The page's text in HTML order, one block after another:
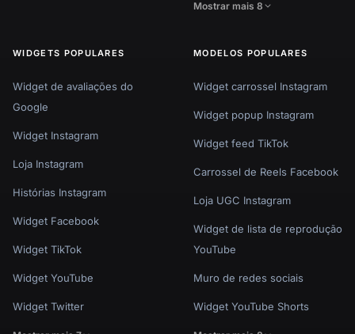
Mostrar mais 8
WIDGETS POPULARES
Widget de avaliações do
Google
Widget Instagram
Loja Instagram
Histórias Instagram
Widget Facebook
Widget TikTok
Widget YouTube
Widget Twitter
MODELOS POPULARES
Widget carrossel Instagram
Widget popup Instagram
Widget feed TikTok
Carrossel de Reels Facebook
Loja UGC Instagram
Widget de lista de reprodução
YouTube
Muro de redes sociais
Widget YouTube Shorts